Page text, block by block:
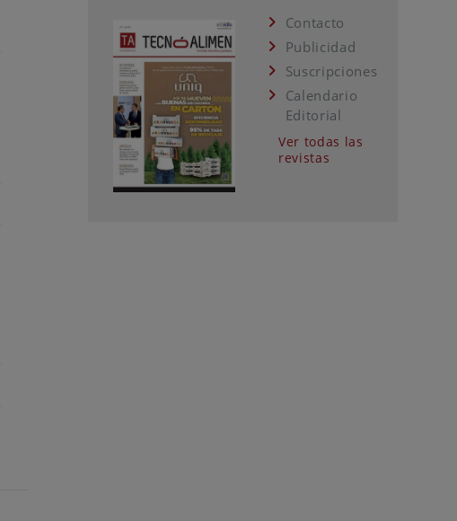
Contacto
Publicidad
Suscripciones
Calendario
Editorial
Ver todas las
revistas